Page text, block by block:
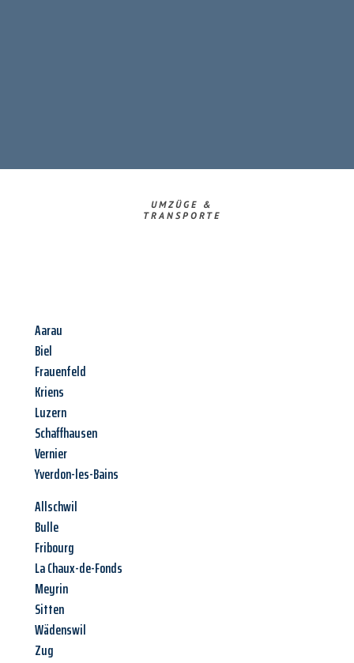
UMZÜGE &
TRANSPORTE
Aarau
Biel
Frauenfeld
Kriens
Luzern
Schaffhausen
Vernier
Yverdon-les-Bains
Allschwil
Bulle
Fribourg
La Chaux-de-Fonds
Meyrin
Sitten
Wädenswil
Zug